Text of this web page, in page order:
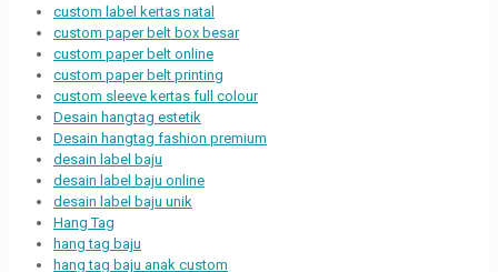
custom label kertas natal
custom paper belt box besar
custom paper belt online
custom paper belt printing
custom sleeve kertas full colour
Desain hangtag estetik
Desain hangtag fashion premium
desain label baju
desain label baju online
desain label baju unik
Hang Tag
hang tag baju
hang tag baju anak custom